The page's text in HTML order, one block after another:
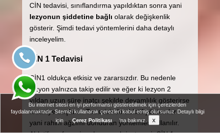
CİN tedavisi, sınıflandırma yapıldıktan sonra yani
lezyonun şiddetine bağlı olarak değişkenlik
gösterir. Şimdi tedavi yöntemlerini daha detaylı
inceleyelim.
CİN 1 Tedavisi
CİN1 oldukça etkisiz ve zararsızdır. Bu nedenle
lezyon yalnızca takip edilir ve eğer ki lezyon 2
yıldan uzun süre inatçı şekilde devamlılık gösterirse
tedaviye başlanır. Tedavisinde ablatif yöntemler
yani rahim ağzımı donduran yöntemler kullanılır.
Bu internet sitesi en iyi performansı gösterebilmek için çerezlerden
faydalanmaktadır. Sitemizi kullanarak çerezleri kabul etmiş olursunuz. Detaylı bilgi
için
Çerez Politikası 'na bakınız. x